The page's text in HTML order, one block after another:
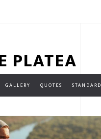
PLATEA
GALLERY QUOTES STANDARD